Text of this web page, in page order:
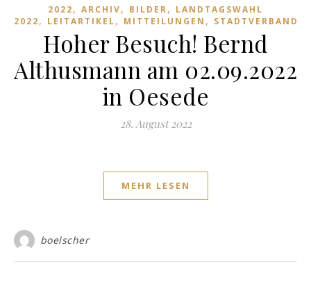
2022, ARCHIV, BILDER, LANDTAGSWAHL
2022, LEITARTIKEL, MITTEILUNGEN , STADTVERBAND
Hoher Besuch! Bernd
Althusmann am 02.09.2022
in Oesede
28. August 2022
MEHR LESEN
boelscher